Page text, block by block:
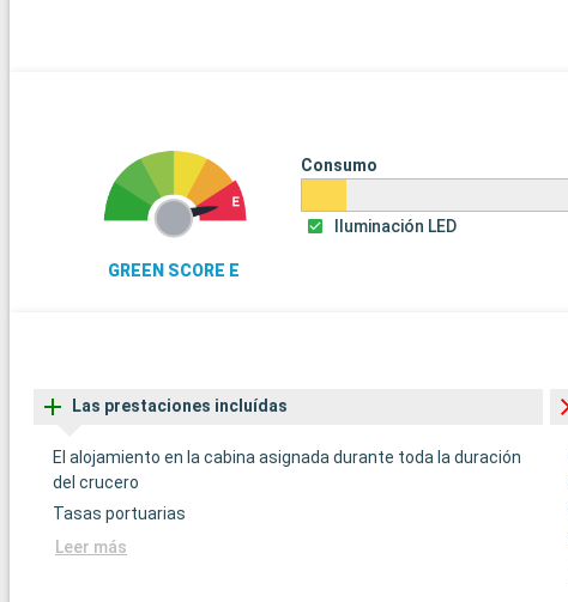
GREEN SCORE E
Consumo
Iluminación LED
Las prestaciones incluídas
El alojamiento en la cabina asignada durante toda la duración
del crucero
Tasas portuarias
Leer más